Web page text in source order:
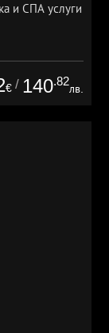
и СПА услуги
€ / 140.82
лв.